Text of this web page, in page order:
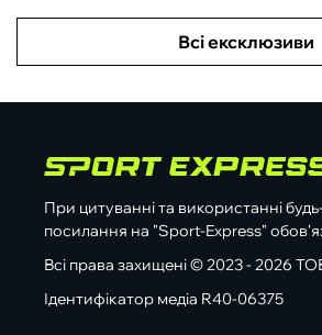
Всі ексклюзиви
При цитуванні та використанні
посилання на "Sport-Express"
Всі права захищені © 2023 - 2026
Ідентифікатор медіа R40-06375